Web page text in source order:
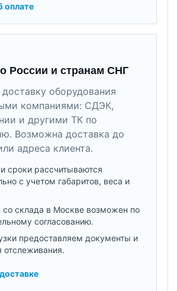
оплате
России и странам СНГ
оборудования
компаниями: СДЭК,
и другими ТК по
Возможна доставка до
адреса клиента.
сроки рассчитываются
с учетом габаритов, веса и
склада в Москве возможен по
согласованию.
предоставляем документы и
отслеживания.